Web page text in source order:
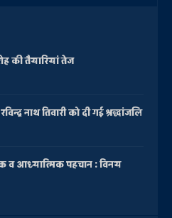
की तैयारियां तेज
नाथ तिवारी को दी गई श्रद्धांजलि
व आध्यात्मिक पहचान : विनय